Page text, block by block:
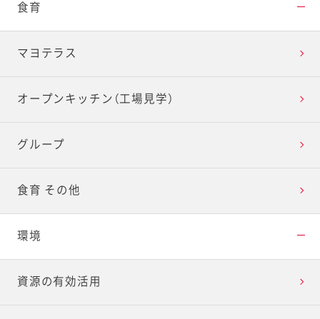
食育
マヨテラス
オープンキッチン（工場見学）
グループ
食育 その他
環境
資源の有効活用